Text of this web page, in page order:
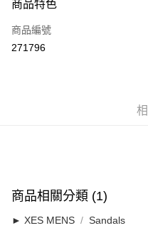
信用卡一次付清
網路銀行
宅配
商品特色
商品編號
271796
商品相關分類 (1)
► XES MENS Sandals